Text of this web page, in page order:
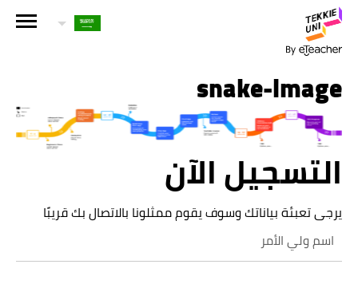
snake-image
التسجيل الآن
يرجى تعبئة بياناتك وسوف يقوم ممثلونا بالاتصال بك قريبًا
هل أنت مهتم بإحدى دوراتنا؟
اترك تفاصيلك وسنقوم بالتواصل معك قريباً!
الاسم الكامل لولي الأمر
عمر طفلك